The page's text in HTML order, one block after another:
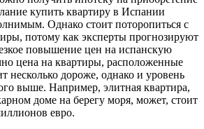
купить квартиру в Испании
Однако стоит поторопиться с
потому как эксперты прогнозируют
повышение цен на испанскую
цена на квартиры, расположенные
несколько дороже, однако и уровень
выше. Например, элитная квартира,
доме на берегу моря, может, стоит
евро.